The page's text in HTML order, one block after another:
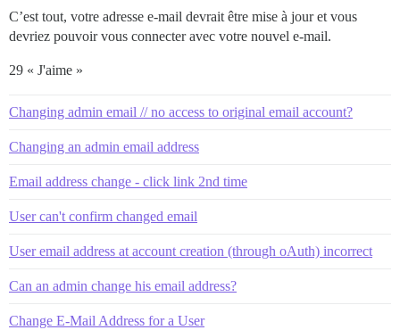
C’est tout, votre adresse e-mail devrait être mise à jour et vous
devriez pouvoir vous connecter avec votre nouvel e-mail.
29 « J'aime »
Changing admin email // no access to original email account?
Changing an admin email address
Email address change - click link 2nd time
User can't confirm changed email
User email address at account creation (through oAuth) incorrect
Can an admin change his email address?
Change E-Mail Address for a User